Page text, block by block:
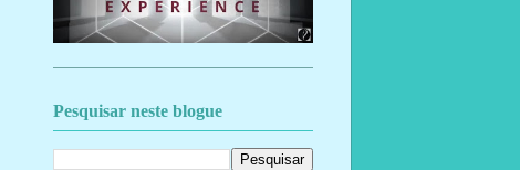
Pesquisar neste blogue